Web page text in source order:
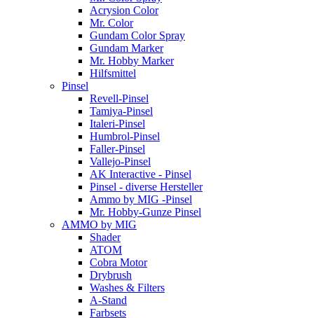
Acrysion Color
Mr. Color
Gundam Color Spray
Gundam Marker
Mr. Hobby Marker
Hilfsmittel
Pinsel
Revell-Pinsel
Tamiya-Pinsel
Italeri-Pinsel
Humbrol-Pinsel
Faller-Pinsel
Vallejo-Pinsel
AK Interactive - Pinsel
Pinsel - diverse Hersteller
Ammo by MIG -Pinsel
Mr. Hobby-Gunze Pinsel
AMMO by MIG
Shader
ATOM
Cobra Motor
Drybrush
Washes & Filters
A-Stand
Farbsets